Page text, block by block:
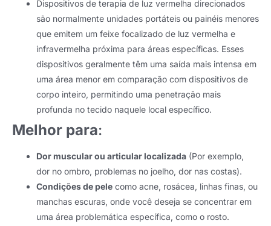
Dispositivos de terapia de luz vermelha direcionados
são normalmente unidades portáteis ou painéis menores
que emitem um feixe focalizado de luz vermelha e
infravermelha próxima para áreas específicas. Esses
dispositivos geralmente têm uma saída mais intensa em
uma área menor em comparação com dispositivos de
corpo inteiro, permitindo uma penetração mais
profunda no tecido naquele local específico.
Melhor para:
Dor muscular ou articular localizada (Por exemplo,
dor no ombro, problemas no joelho, dor nas costas).
Condições de pele como acne, rosácea, linhas finas, ou
manchas escuras, onde você deseja se concentrar em
uma área problemática específica, como o rosto.